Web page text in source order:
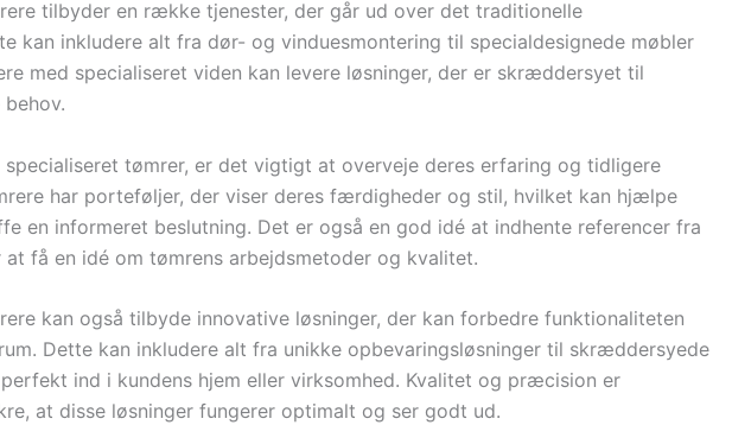
tilbyder en række tjenester, der går ud over det traditionelle
kan inkludere alt fra dør- og vinduesmontering til specialdesignede møbler
med specialiseret viden kan levere løsninger, der er skræddersyet til
tømrer, er det vigtigt at overveje deres erfaring og tidligere
har porteføljer, der viser deres færdigheder og stil, hvilket kan hjælpe
en informeret beslutning. Det er også en god idé at indhente referencer fra
få en idé om tømrens arbejdsmetoder og kvalitet.
kan også tilbyde innovative løsninger, der kan forbedre funktionaliteten
Dette kan inkludere alt fra unikke opbevaringsløsninger til skræddersyede
ind i kundens hjem eller virksomhed. Kvalitet og præcision er
at disse løsninger fungerer optimalt og ser godt ud.